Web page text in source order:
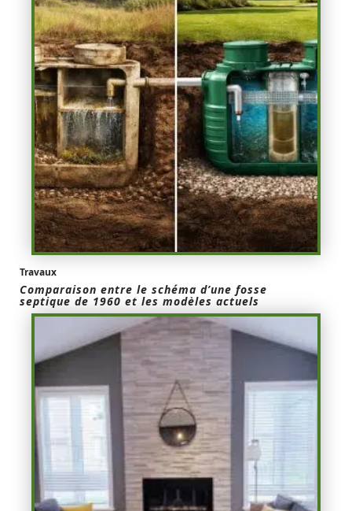
Travaux
Comparaison entre le schéma d’une fosse
septique de 1960 et les modèles actuels